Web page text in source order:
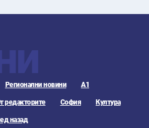
Регионални новини А1
редакторите София Култура
назад